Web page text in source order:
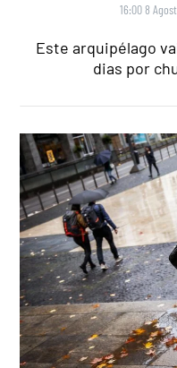
16:00 8
Este arquipélago
dias por